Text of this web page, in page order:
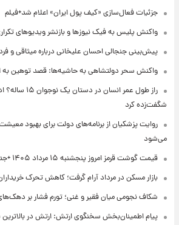
جزئیات فعال‌سازی «کیف پول ایران» اعلام شد+فیلم
واکنش پلیس به فیک نیوزها و بازنشر ویدیوهای
پیش‌بینی جنجالی احسان علیخانی درباره میثاقی و
واکنش سحر دولتشاهی به حاشیه‌ها: قصد توهین به
راز طول عمر انسان
شگفت‌زده کرد
روایت پزشکیان از برنامه‌های دولت برای بهبود
می‌شود
قیمت گوشت قرمز امروز پنجشنبه ۱۵ مرداد ۱۴۰۵ +جدول
بازار مسکن در مرداد آرام گرفت؛ کاهش تحرک
شکاف نجومی میان فقیر و غنی؛ تورم فشار بر
پیام اطمینان‌بخش سخنگوی ارتش: ارتش در بالاترین